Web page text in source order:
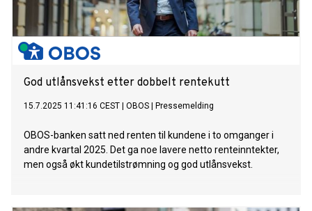
God utlånsvekst etter dobbelt rentekutt
15.7.2025 11:41:16 CEST OBOS Pressemelding
OBOS-banken satt ned renten til kundene i to omganger i
andre kvartal 2025. Det ga noe lavere netto renteinntekter,
men også økt kundetilstrømning og god utlånsvekst.